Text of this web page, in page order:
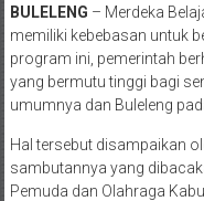
BULELENG – Merdeka
memiliki kebebasan untuk
program ini, pemerintah
yang bermutu tinggi bagi
umumnya dan Buleleng
Hal tersebut disampaikan
sambutannya yang
Pemuda dan Olahraga